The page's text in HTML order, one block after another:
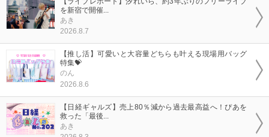
を新宿で開催...
あき
2026.8.7
【推し活】可愛いと大容量どちらも叶える現場用バッグ
特集💝
のん
2026.8.6
【日経ギャルズ】売上80％減から過去最高益へ！ぴあを
救った「最後...
あき